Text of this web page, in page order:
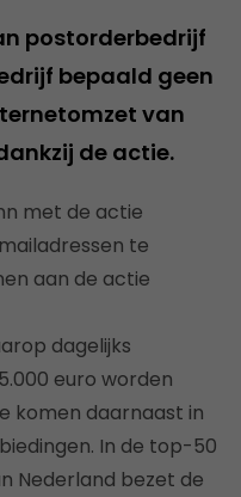
postorderbedrijf
bepaald geen
van
de actie.
met de actie
te
aan de actie
dagelijks
euro worden
komen daarnaast in
In de top-50
Nederland bezet de